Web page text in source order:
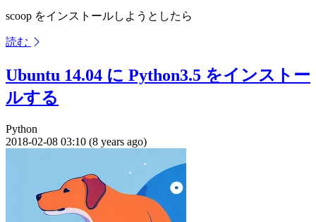
scoop をインストールしようとしたら
読む
Ubuntu 14.04 に Python3.5 をインストー
ルする
Python
2018-02-08 03:10 (8 years ago)